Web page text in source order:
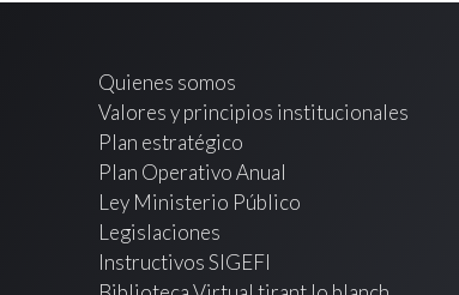
Quienes somos
Valores y principios institucionales
Plan estratégico
Plan Operativo Anual
Ley Ministerio Público
Legislaciones
Instructivos SIGEFI